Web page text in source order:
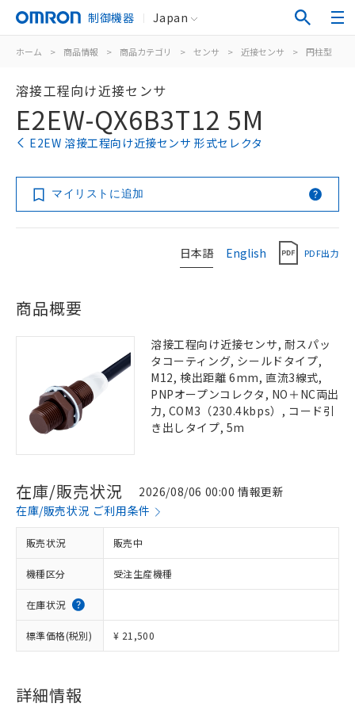
制御機器 Japan
ホーム > 商品情報 > 商品カテゴリ > センサ > 近接センサ > 円柱型
溶接工程向け近接センサ
E2EW-QX6B3T12 5M
E2EW 溶接工程向け近接センサ 形式セレクタ
マイリストに追加
日本語 English PDF出力
商品概要
溶接工程向け近接センサ, 耐スパッ
タコーティング, シールドタイプ,
M12, 検出距離 6mm, 直流3線式,
PNPオープンコレクタ, NO＋NC両出
力, COM3（230.4kbps）, コード引
き出しタイプ, 5m
在庫/販売状況
2026/08/06 00:00 情報更新
在庫/販売状況 ご利用条件
販売状況 販売中
機種区分 受注生産機種
在庫状況
標準価格(税別) ¥ 21,500
詳細情報